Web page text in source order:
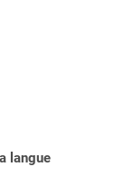
langue